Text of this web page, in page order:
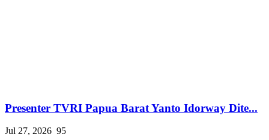
Presenter TVRI Papua Barat Yanto Idorway Dite...
Jul 27, 2026 95